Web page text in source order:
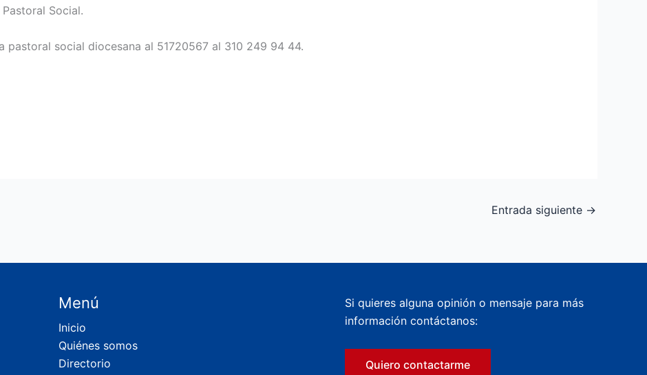
Social.
pastoral social diocesana al 51720567 al 310 249 94 44.
Entrada siguiente →
Menú
Inicio
Quiénes somos
Directorio
Si quieres alguna opinión o mensaje para más
información contáctanos:
Quiero contactarme